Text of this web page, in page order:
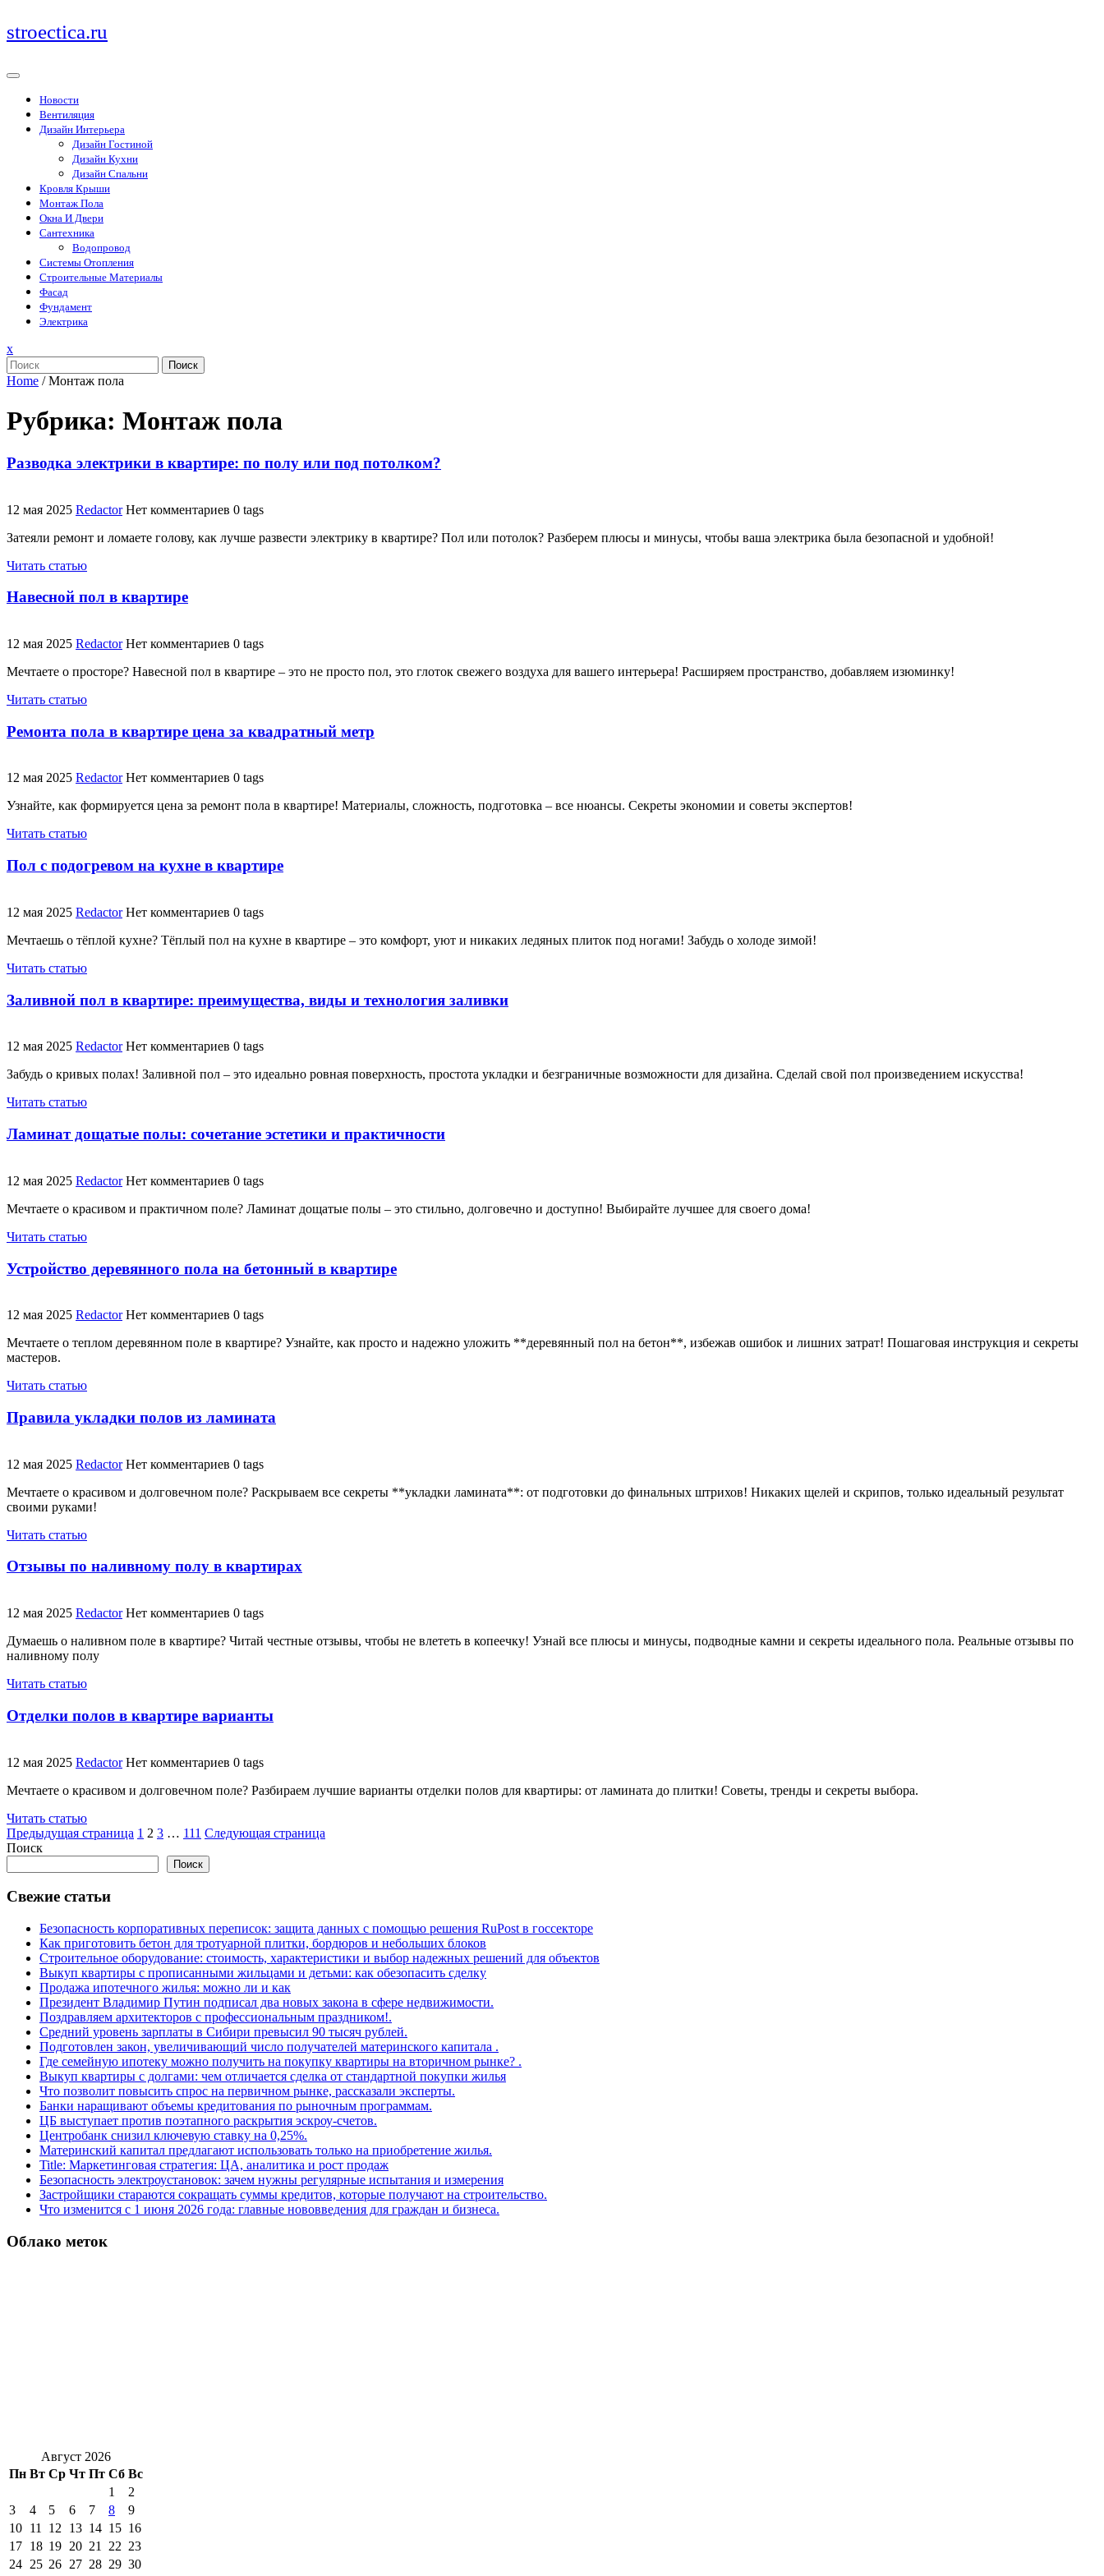
Перейти
к
stroectica.ru
Новости
Вентиляция
Дизайн Интерьера
Дизайн Гостиной
Дизайн Кухни
Дизайн Спальни
Кровля Крыши
Монтаж Пола
Окна И Двери
Сантехника
Водопровод
Системы Отопления
Строительные Материалы
Фасад
Фундамент
Электрика
xЗакрыть
меню
Поиск
Home /Монтаж пола
Рубрика: Монтаж пола
Разводка электрики в квартире: по полу или под потолком?
12 мая 2025 Redactor Нет комментариев 0 tags
Затеяли ремонт и ломаете голову, как лучше развести электрику в квартире? Пол или потолок? Разберем плюсы и минусы, чтобы ваша электрика была безопасной и удобной!
Читать статью
Навесной пол в квартире
12 мая 2025 Redactor Нет комментариев 0 tags
Мечтаете о просторе? Навесной пол в квартире – это не просто пол, это глоток свежего воздуха для вашего интерьера! Расширяем пространство, добавляем изюминку!
Читать статью
Ремонта пола в квартире цена за квадратный метр
12 мая 2025 Redactor Нет комментариев 0 tags
Узнайте, как формируется цена за ремонт пола в квартире! Материалы, сложность, подготовка – все нюансы. Секреты экономии и советы экспертов!
Читать статью
Пол с подогревом на кухне в квартире
12 мая 2025 Redactor Нет комментариев 0 tags
Мечтаешь о тёплой кухне? Тёплый пол на кухне в квартире – это комфорт, уют и никаких ледяных плиток под ногами! Забудь о холоде зимой!
Читать статью
Заливной пол в квартире: преимущества, виды и технология заливки
12 мая 2025 Redactor Нет комментариев 0 tags
Забудь о кривых полах! Заливной пол – это идеально ровная поверхность, простота укладки и безграничные возможности для дизайна. Сделай свой пол произведением искусства!
Читать статью
Ламинат дощатые полы: сочетание эстетики и практичности
12 мая 2025 Redactor Нет комментариев 0 tags
Мечтаете о красивом и практичном поле? Ламинат дощатые полы – это стильно, долговечно и доступно! Выбирайте лучшее для своего дома!
Читать статью
Устройство деревянного пола на бетонный в квартире
12 мая 2025 Redactor Нет комментариев 0 tags
Мечтаете о теплом деревянном поле в квартире? Узнайте, как просто и надежно уложить **деревянный пол на бетон**, избежав ошибок и лишних затрат! Пошаговая инструкция и секреты
мастеров.
Читать статью
Правила укладки полов из ламината
12 мая 2025 Redactor Нет комментариев 0 tags
Мечтаете о красивом и долговечном поле? Раскрываем все секреты **укладки ламината**: от подготовки до финальных штрихов! Никаких щелей и скрипов, только идеальный результат
своими руками!
Читать статью
Отзывы по наливному полу в квартирах
12 мая 2025 Redactor Нет комментариев 0 tags
Думаешь о наливном поле в квартире? Читай честные отзывы, чтобы не влететь в копеечку! Узнай все плюсы и минусы, подводные камни и секреты идеального пола. Реальные отзывы по
наливному полу
Читать статью
Отделки полов в квартире варианты
12 мая 2025 Redactor Нет комментариев 0 tags
Мечтаете о красивом и долговечном поле? Разбираем лучшие варианты отделки полов для квартиры: от ламината до плитки! Советы, тренды и секреты выбора.
Читать статью
Пагинация
записей
Предыдущая страница Страница
1 Страница
2 Страница
3 … Страница
111 Следующая страница
Поиск
Поиск
Свежие статьи
Безопасность корпоративных переписок: защита данных с помощью решения RuPost в госсекторе
Как приготовить бетон для тротуарной плитки, бордюров и небольших блоков
Строительное оборудование: стоимость, характеристики и выбор надежных решений для объектов
Выкуп квартиры с прописанными жильцами и детьми: как обезопасить сделку
Продажа ипотечного жилья: можно ли и как
Президент Владимир Путин подписал два новых закона в сфере недвижимости.
Поздравляем архитекторов с профессиональным праздником!.
Средний уровень зарплаты в Сибири превысил 90 тысяч рублей.
Подготовлен закон, увеличивающий число получателей материнского капитала .
Где семейную ипотеку можно получить на покупку квартиры на вторичном рынке? .
Выкуп квартиры с долгами: чем отличается сделка от стандартной покупки жилья
Что позволит повысить спрос на первичном рынке, рассказали эксперты.
Банки наращивают объемы кредитования по рыночным программам.
ЦБ выступает против поэтапного раскрытия эскроу-счетов.
Центробанк снизил ключевую ставку на 0,25%.
Материнский капитал предлагают использовать только на приобретение жилья.
Title: Маркетинговая стратегия: ЦА, аналитика и рост продаж
Безопасность электроустановок: зачем нужны регулярные испытания и измерения
Застройщики стараются сокращать суммы кредитов, которые получают на строительство.
Что изменится с 1 июня 2026 года: главные нововведения для граждан и бизнеса.
Облако меток
Август 2026
Пн Вт Ср Чт Пт Сб Вс
1
2
3
4 5 6 7 8
9
10 11 12 13 14 15 16
17 18 19 20 21 22 23
24 25 26 27 28 29 30